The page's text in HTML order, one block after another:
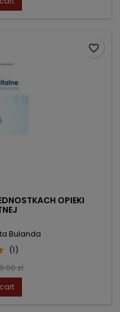
OPIEKI
Bulanda
(1)
zł
favorite_border